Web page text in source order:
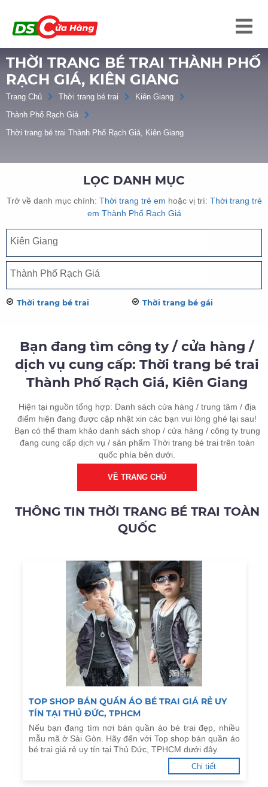
THỜI TRANG BÉ TRAI THÀNH PHỐ
RẠCH GIÁ, KIÊN GIANG
Trang Chủ Thời trang bé trai
Kiên Giang
Thành Phố Rạch Giá
Thời trang bé trai Thành Phố Rạch Giá, Kiên Giang
LỌC DANH MỤC
Trở về danh mục chính: Thời trang trẻ em hoặc vị trí: Thời trang trẻ
em Thành Phố Rạch Giá
Thời trang bé trai Thời trang bé gái
Bạn đang tìm công ty / cửa hàng /
dịch vụ cung cấp: Thời trang bé trai
Thành Phố Rạch Giá, Kiên Giang
Hiện tại nguồn tổng hợp: Danh sách cửa hàng / trung tâm / địa
điểm hiện đang được cập nhật xin các bạn vui lòng ghé lại sau!
Bạn có thể tham khảo danh sách shop / cửa hàng / công ty trung
đang cung cấp dịch vụ / sản phẩm Thời trang bé trai trên toàn
quốc phía bên dưới.
VỀ TRANG CHỦ
THÔNG TIN THỜI TRANG BÉ TRAI TOÀN
QUỐC
TOP SHOP BÁN QUẦN ÁO BÉ TRAI GIÁ RẺ UY
TÍN TẠI THỦ ĐỨC, TPHCM
Nếu bạn đang tìm nơi bán quần áo bé trai đẹp, nhiều
mẫu mã ở Sài Gòn. Hãy đến với Top shop bán quần áo
bé trai giá rẻ uy tín tại Thủ Đức, TPHCM dưới đây.
Chi tiết